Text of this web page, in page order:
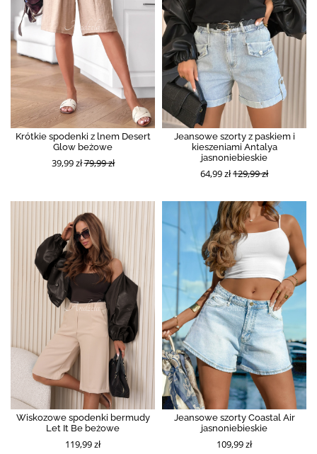
Krótkie spodenki z lnem Desert
Glow beżowe
39,99 zł79,99 zł
Jeansowe szorty z paskiem i
kieszeniami Antalya
jasnoniebieskie
64,99 zł129,99 zł
Wiskozowe spodenki bermudy
Let It Be beżowe
119,99 zł
Jeansowe szorty Coastal Air
jasnoniebieskie
109,99 zł